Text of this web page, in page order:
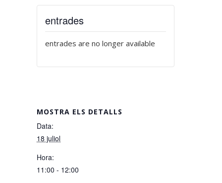
MOSTRA ELS DETALLS
Data:
18 juliol
Hora:
11:00 - 12:00
entrades
entrades are no longer available